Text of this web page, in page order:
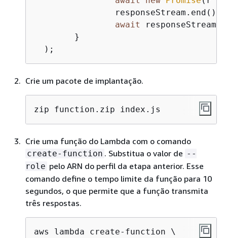
await
  );
Crie um pacote de implantação.
zip function.zip index.js
Crie uma função do Lambda com o comando
create-function . Substitua o valor de --
role pelo ARN do perfil da etapa anterior. Esse
comando define o tempo limite da função para 10
segundos, o que permite que a função transmita
três respostas.
aws lambda create-function \